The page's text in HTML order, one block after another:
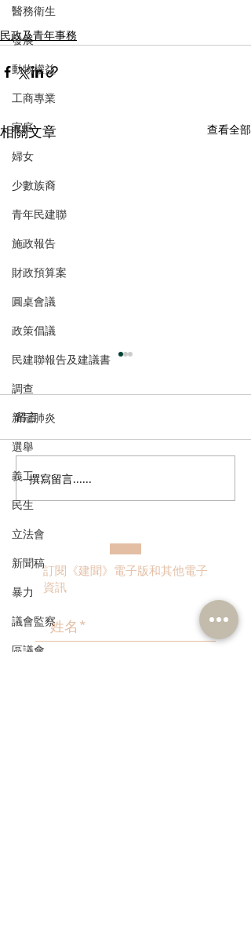
醫務衛生
發展
動物權益
工商專業
家庭
婦女
少數族裔
青年民建聯
施政報告
財政預算案
圓桌會議
政策倡議
民建聯報告及建議書
調查
新冠肺炎
選舉
義工
民生
立法會
新聞稿
暴力
議會監察
區議會
民政及青年事務
相關文章 查看全部
郭芙蓉聯同葵青區防火委
員會到訪消防處 了解打擊
持修例加強阻嚇 多管齊下
斬斷「鬼油」市場 守護社
區安全 保障市民生命
留言
撰寫留言......
訂閱《建聞》電子版和其他電子
資訊